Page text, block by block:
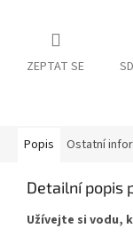
ZEPTAT SE
Popis Ostatní
Detailní popis
Užívejte si vodu,